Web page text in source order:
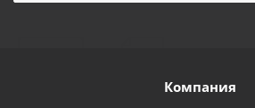
Компания